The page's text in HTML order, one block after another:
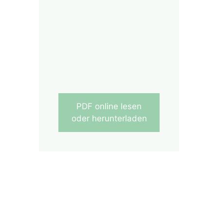
PDF online lesen
oder herunterladen